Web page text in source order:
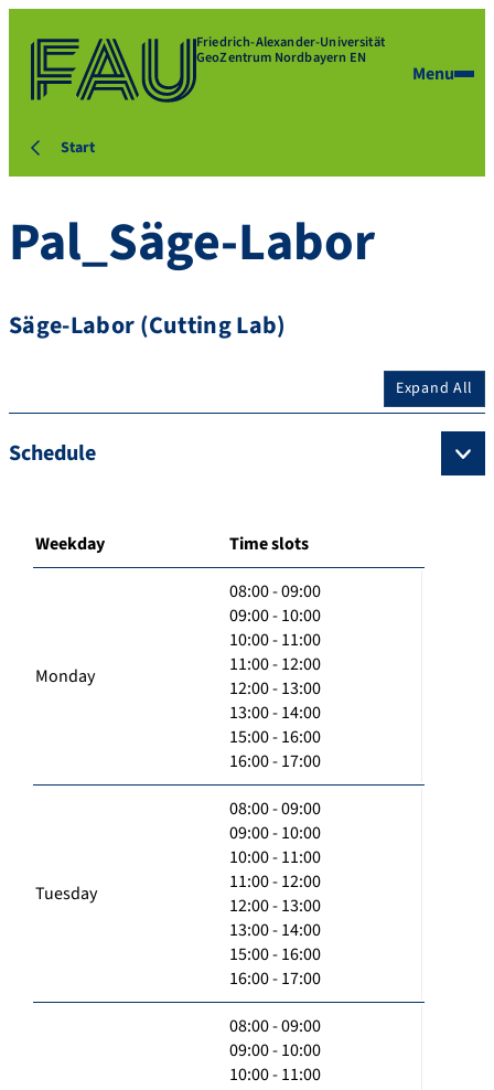
Friedrich-Alexander-Universität
GeoZentrum Nordbayern EN
Menu
Start
Pal_Säge-Labor
Säge-Labor (Cutting Lab)
Expand All
Schedule
Weekday Time slots
Monday
08:00 - 09:00
09:00 - 10:00
10:00 - 11:00
11:00 - 12:00
12:00 - 13:00
13:00 - 14:00
15:00 - 16:00
16:00 - 17:00
Tuesday
08:00 - 09:00
09:00 - 10:00
10:00 - 11:00
11:00 - 12:00
12:00 - 13:00
13:00 - 14:00
15:00 - 16:00
16:00 - 17:00
08:00 - 09:00
09:00 - 10:00
10:00 - 11:00